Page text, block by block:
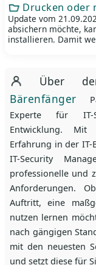
Drucken oder
Update vom
absichern möchte,
installieren. Damit
Über
Bärenfänger
Experte für IT-
Entwicklung.
Erfahrung in der IT-
IT-Security
professionelle und
Anforderungen.
Auftritt, eine
nutzen lernen
nach gängigen
mit den neuesten
und setzt diese für